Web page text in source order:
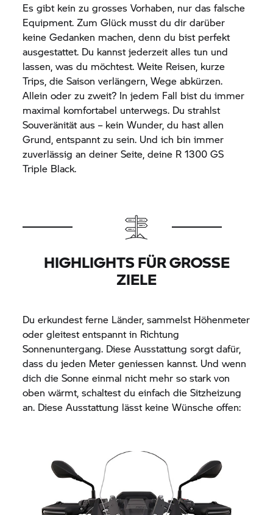
Es gibt kein zu grosses Vorhaben, nur das falsche
Equipment. Zum Glück musst du dir darüber
keine Gedanken machen, denn du bist perfekt
ausgestattet. Du kannst jederzeit alles tun und
lassen, was du möchtest. Weite Reisen, kurze
Trips, die Saison verlängern, Wege abkürzen.
Allein oder zu zweit? In jedem Fall bist du immer
maximal komfortabel unterwegs. Du strahlst
Souveränität aus – kein Wunder, du hast allen
Grund, entspannt zu sein. Und ich bin immer
zuverlässig an deiner Seite, deine R 1300 GS
Triple Black.
HIGHLIGHTS FÜR GROSSE Z
IELE
Du erkundest ferne Länder, sammelst Höhenmeter
oder gleitest entspannt in Richtung
Sonnenuntergang. Diese Ausstattung sorgt dafür,
dass du jeden Meter geniessen kannst. Und wenn
dich die Sonne einmal nicht mehr so stark von
oben wärmt, schaltest du einfach die Sitzheizung
an. Diese Ausstattung lässt keine Wünsche offen: